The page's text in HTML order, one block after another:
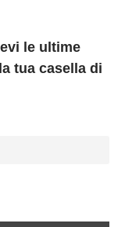
le ultime
tua casella di